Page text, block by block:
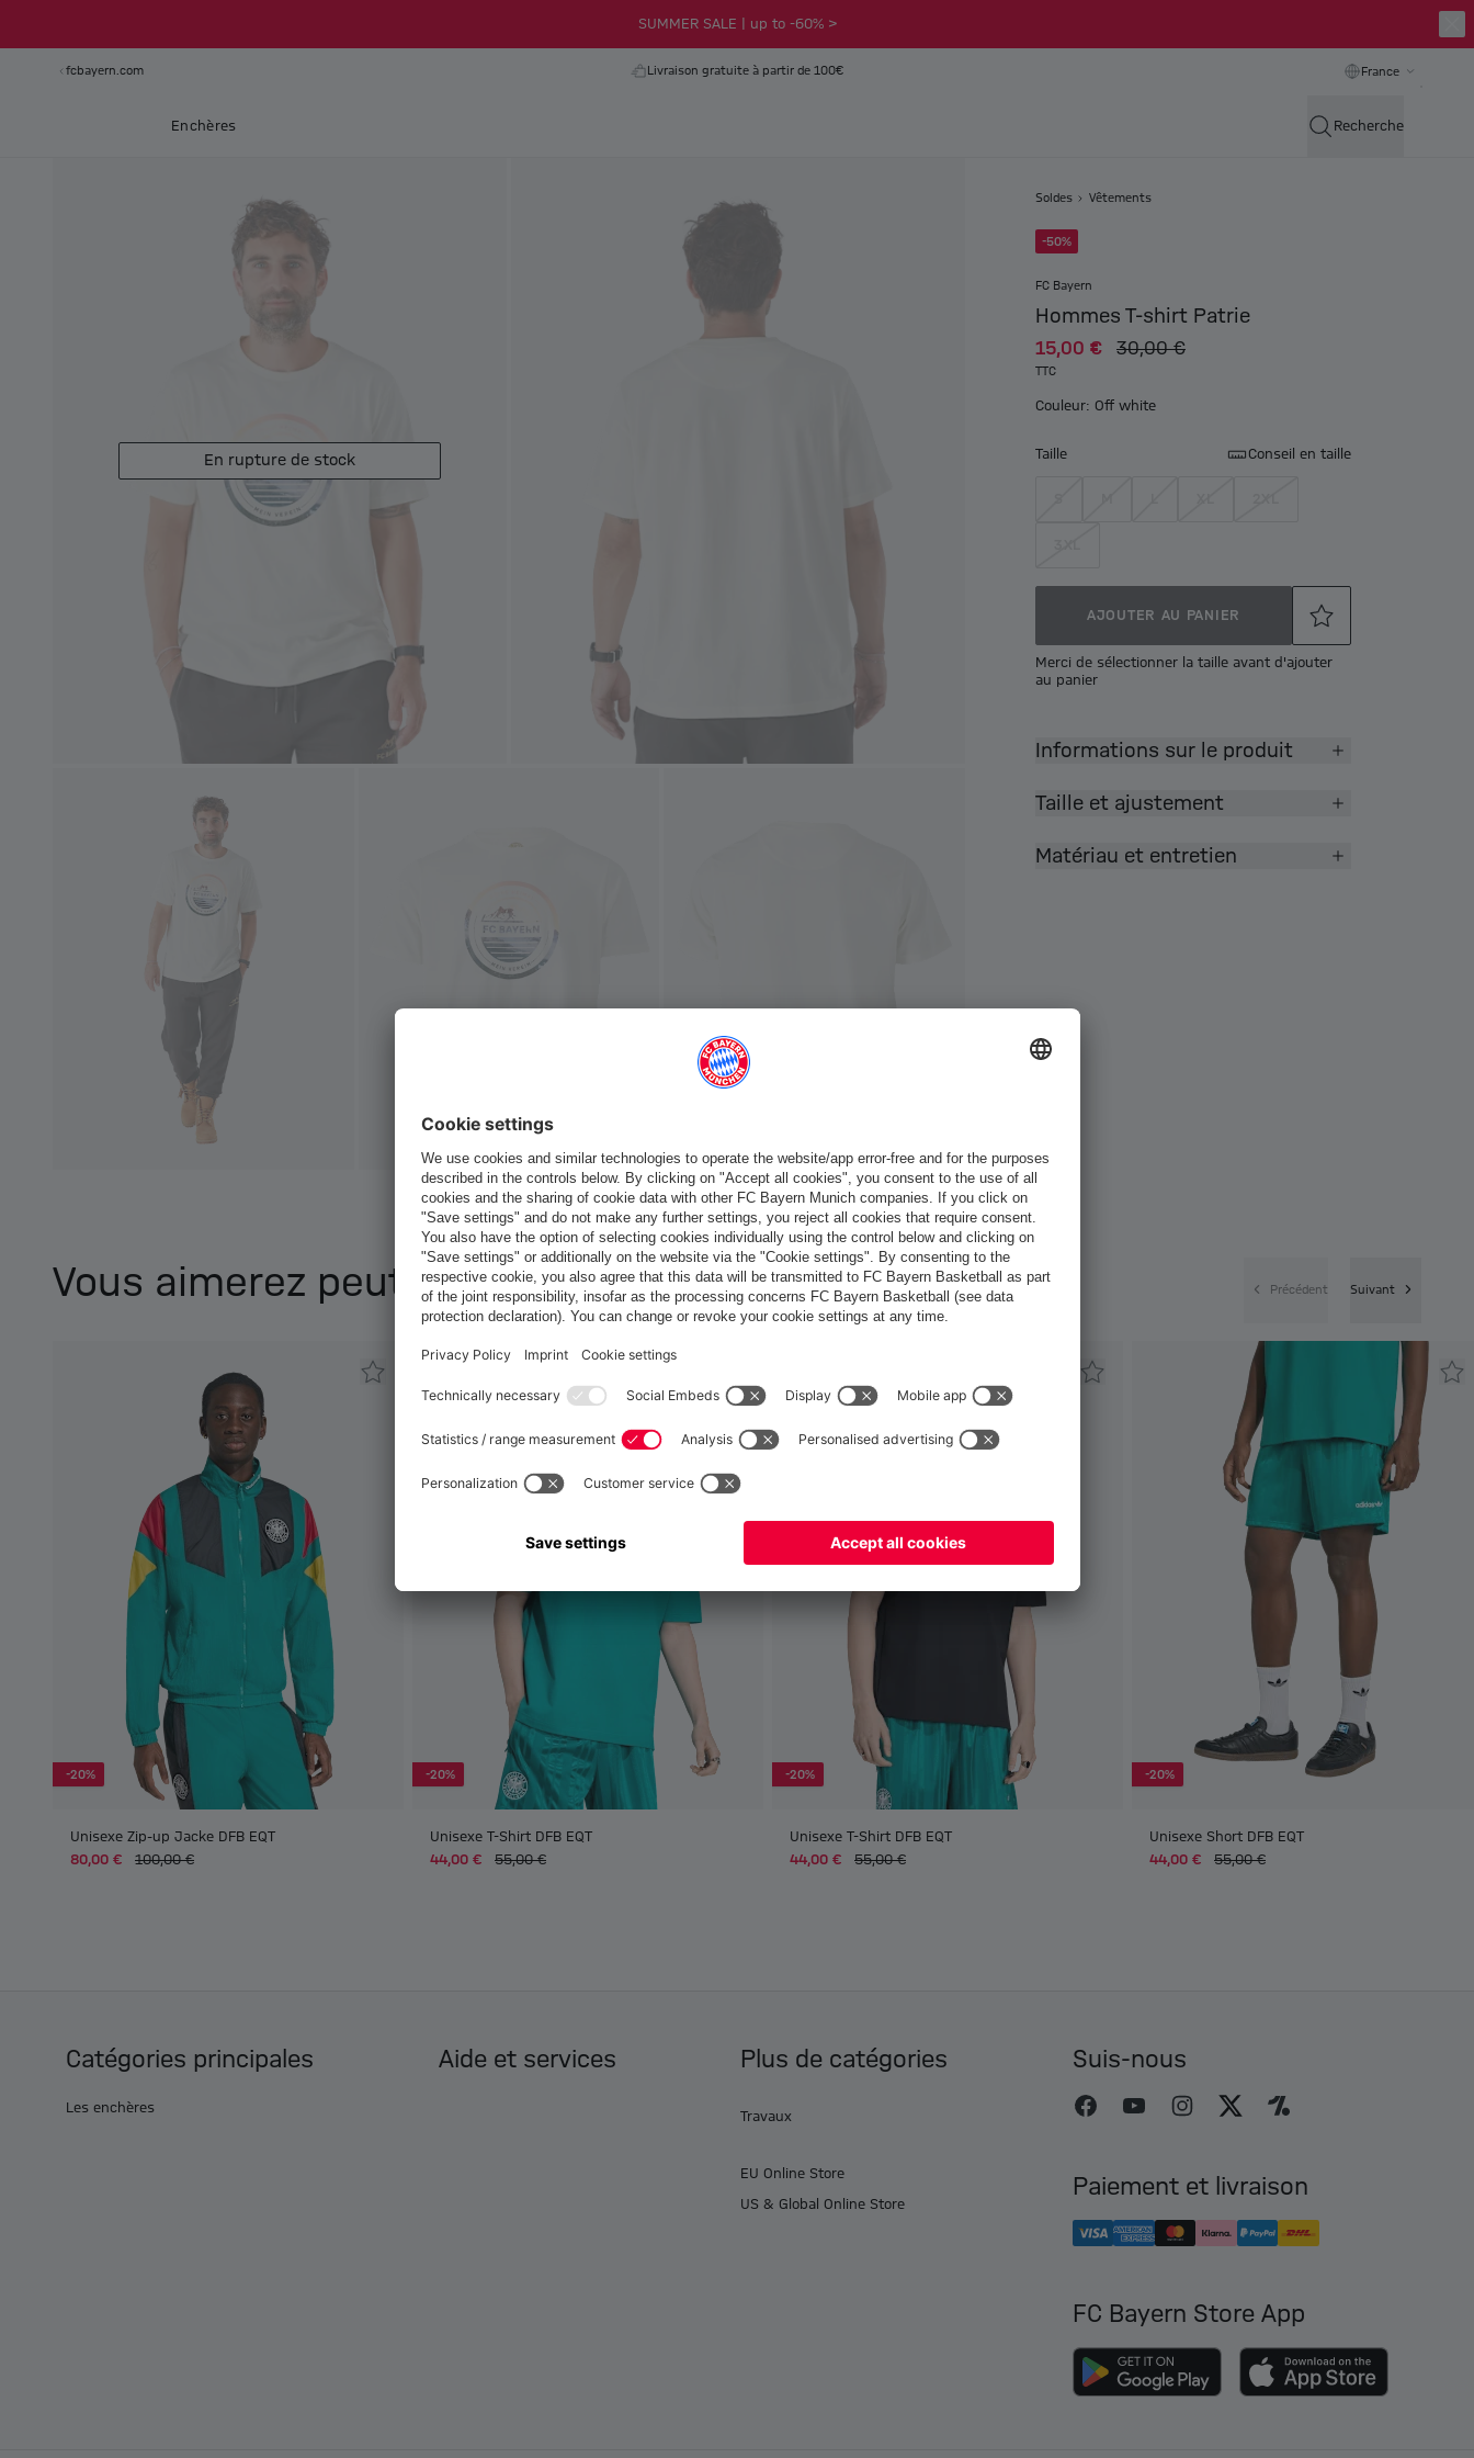
SUMMER SALE | up to -60% >
fcbayern.com Livraison gratuite à partir de 100€ France
Enchères Recherche
En rupture de stock
Soldes Vêtements
-50%
FC Bayern
Hommes T-shirt Patrie
15,00 € 30,00 €
TTC
Couleur: Off white
Taille Conseil en taille
AJOUTER AU PANIER
Merci de sélectionner la taille avant d'ajouter
au panier
Informations sur le produit
Taille et ajustement
Matériau et entretien
Vous aimerez peut-être ça aussi Précédent Suivant
-20%
Unisexe Zip-up Jacke DFB EQT
80,00 €
100,00 €
-20%
Unisexe T-Shirt DFB EQT
44,00 €
55,00 €
-20%
Unisexe T-Shirt DFB EQT
44,00 €
55,00 €
-20%
Unisexe Short DFB EQT
44,00 €
55,00 €
Catégories principales
Les enchères
Aide et services Plus de catégories
Travaux
EU Online Store
US & Global Online Store
Suis-nous
Paiement et livraison
FC Bayern Store App
Voulez-vous rester dans la boutique France?
Mondial pour y livrer!